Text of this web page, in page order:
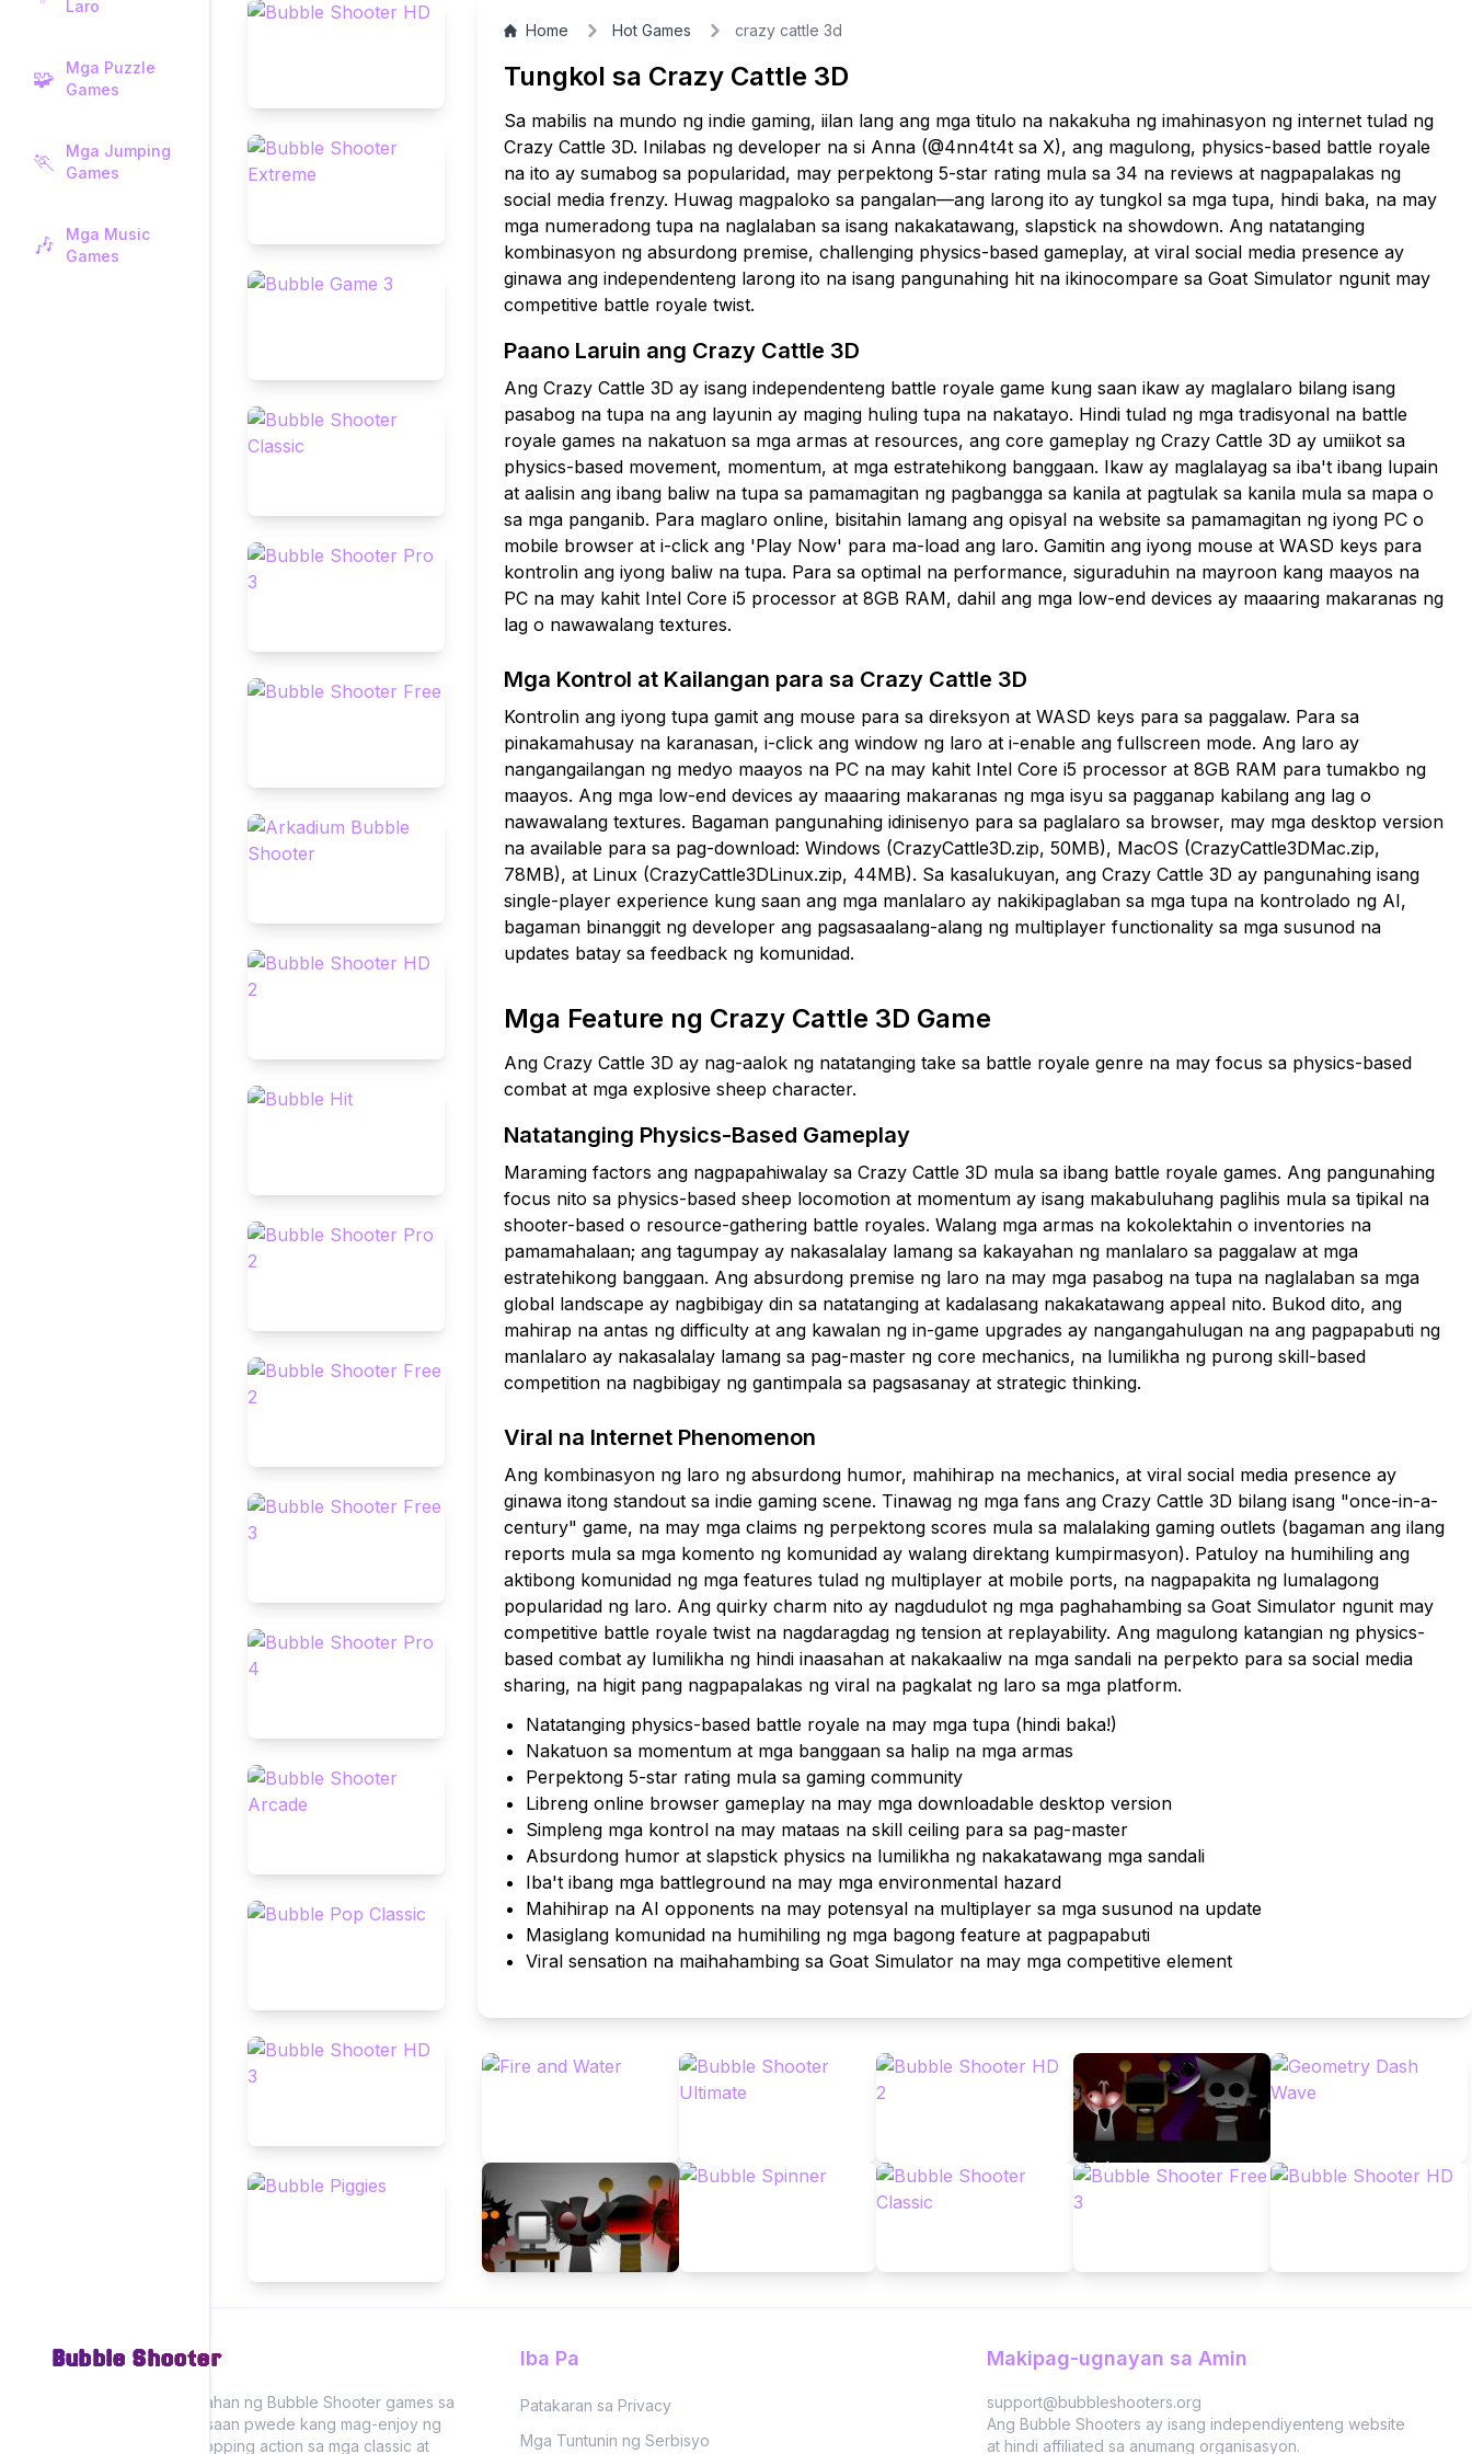
Laro
🧩
Mga Puzzle
Games
🏃
Mga Jumping
Games
🎶
Mga Music
Games
nakakuha ng perpektong 5-star rating at mga
twist!
▶ PLAY GAME
Home Hot Games crazy cattle 3d
Tungkol sa Crazy Cattle 3D
Sa mabilis na mundo ng indie gaming, iilan lang ang mga titulo na nakakuha ng imahinasyon ng internet tulad ng
Crazy Cattle 3D. Inilabas ng developer na si Anna (@4nn4t4t sa X), ang magulong, physics-based battle royale
na ito ay sumabog sa popularidad, may perpektong 5-star rating mula sa 34 na reviews at nagpapalakas ng
social media frenzy. Huwag magpaloko sa pangalan—ang larong ito ay tungkol sa mga tupa, hindi baka, na may
mga numeradong tupa na naglalaban sa isang nakakatawang, slapstick na showdown. Ang natatanging
kombinasyon ng absurdong premise, challenging physics-based gameplay, at viral social media presence ay
ginawa ang independenteng larong ito na isang pangunahing hit na ikinocompare sa Goat Simulator ngunit may
competitive battle royale twist.
Paano Laruin ang Crazy Cattle 3D
Ang Crazy Cattle 3D ay isang independenteng battle royale game kung saan ikaw ay maglalaro bilang isang
pasabog na tupa na ang layunin ay maging huling tupa na nakatayo. Hindi tulad ng mga tradisyonal na battle
royale games na nakatuon sa mga armas at resources, ang core gameplay ng Crazy Cattle 3D ay umiikot sa
physics-based movement, momentum, at mga estratehikong banggaan. Ikaw ay maglalayag sa iba't ibang lupain
at aalisin ang ibang baliw na tupa sa pamamagitan ng pagbangga sa kanila at pagtulak sa kanila mula sa mapa o
sa mga panganib. Para maglaro online, bisitahin lamang ang opisyal na website sa pamamagitan ng iyong PC o
mobile browser at i-click ang 'Play Now' para ma-load ang laro. Gamitin ang iyong mouse at WASD keys para
kontrolin ang iyong baliw na tupa. Para sa optimal na performance, siguraduhin na mayroon kang maayos na
PC na may kahit Intel Core i5 processor at 8GB RAM, dahil ang mga low-end devices ay maaaring makaranas ng
lag o nawawalang textures.
Mga Kontrol at Kailangan para sa Crazy Cattle 3D
Kontrolin ang iyong tupa gamit ang mouse para sa direksyon at WASD keys para sa paggalaw. Para sa
pinakamahusay na karanasan, i-click ang window ng laro at i-enable ang fullscreen mode. Ang laro ay
nangangailangan ng medyo maayos na PC na may kahit Intel Core i5 processor at 8GB RAM para tumakbo ng
maayos. Ang mga low-end devices ay maaaring makaranas ng mga isyu sa pagganap kabilang ang lag o
nawawalang textures. Bagaman pangunahing idinisenyo para sa paglalaro sa browser, may mga desktop version
na available para sa pag-download: Windows (CrazyCattle3D.zip, 50MB), MacOS (CrazyCattle3DMac.zip,
78MB), at Linux (CrazyCattle3DLinux.zip, 44MB). Sa kasalukuyan, ang Crazy Cattle 3D ay pangunahing isang
single-player experience kung saan ang mga manlalaro ay nakikipaglaban sa mga tupa na kontrolado ng AI,
bagaman binanggit ng developer ang pagsasaalang-alang ng multiplayer functionality sa mga susunod na
updates batay sa feedback ng komunidad.
Mga Feature ng Crazy Cattle 3D Game
Ang Crazy Cattle 3D ay nag-aalok ng natatanging take sa battle royale genre na may focus sa physics-based
combat at mga explosive sheep character.
Natatanging Physics-Based Gameplay
Maraming factors ang nagpapahiwalay sa Crazy Cattle 3D mula sa ibang battle royale games. Ang pangunahing
focus nito sa physics-based sheep locomotion at momentum ay isang makabuluhang paglihis mula sa tipikal na
shooter-based o resource-gathering battle royales. Walang mga armas na kokolektahin o inventories na
pamamahalaan; ang tagumpay ay nakasalalay lamang sa kakayahan ng manlalaro sa paggalaw at mga
estratehikong banggaan. Ang absurdong premise ng laro na may mga pasabog na tupa na naglalaban sa mga
global landscape ay nagbibigay din sa natatanging at kadalasang nakakatawang appeal nito. Bukod dito, ang
mahirap na antas ng difficulty at ang kawalan ng in-game upgrades ay nangangahulugan na ang pagpapabuti ng
manlalaro ay nakasalalay lamang sa pag-master ng core mechanics, na lumilikha ng purong skill-based
competition na nagbibigay ng gantimpala sa pagsasanay at strategic thinking.
Viral na Internet Phenomenon
Ang kombinasyon ng laro ng absurdong humor, mahihirap na mechanics, at viral social media presence ay
ginawa itong standout sa indie gaming scene. Tinawag ng mga fans ang Crazy Cattle 3D bilang isang "once-in-a-
century" game, na may mga claims ng perpektong scores mula sa malalaking gaming outlets (bagaman ang ilang
reports mula sa mga komento ng komunidad ay walang direktang kumpirmasyon). Patuloy na humihiling ang
aktibong komunidad ng mga features tulad ng multiplayer at mobile ports, na nagpapakita ng lumalagong
popularidad ng laro. Ang quirky charm nito ay nagdudulot ng mga paghahambing sa Goat Simulator ngunit may
competitive battle royale twist na nagdaragdag ng tension at replayability. Ang magulong katangian ng physics-
based combat ay lumilikha ng hindi inaasahan at nakakaaliw na mga sandali na perpekto para sa social media
sharing, na higit pang nagpapalakas ng viral na pagkalat ng laro sa mga platform.
Natatanging physics-based battle royale na may mga tupa (hindi baka!)
Nakatuon sa momentum at mga banggaan sa halip na mga armas
Perpektong 5-star rating mula sa gaming community
Libreng online browser gameplay na may mga downloadable desktop version
Simpleng mga kontrol na may mataas na skill ceiling para sa pag-master
Absurdong humor at slapstick physics na lumilikha ng nakakatawang mga sandali
Iba't ibang mga battleground na may mga environmental hazard
Mahihirap na AI opponents na may potensyal na multiplayer sa mga susunod na update
Masiglang komunidad na humihiling ng mga bagong feature at pagpapabuti
Viral sensation na maihahambing sa Goat Simulator na may mga competitive element
Bubble Shooter
Maranasan ang kasiyahan ng Bubble Shooter games sa
aming website, kung saan pwede kang mag-enjoy ng
makulay na bubble popping action sa mga classic at
Iba Pa
Patakaran sa Privacy
Mga Tuntunin ng Serbisyo
Makipag-ugnayan sa Amin
support@bubbleshooters.org
Ang Bubble Shooters ay isang independiyenteng website
at hindi affiliated sa anumang organisasyon.